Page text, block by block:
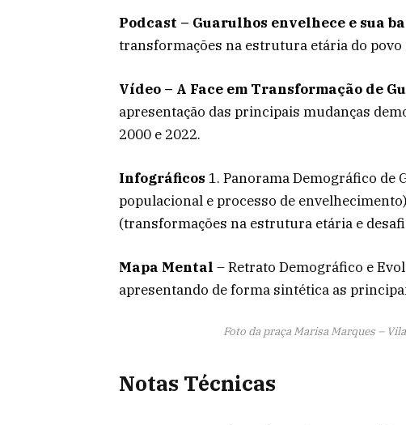
Podcast – Guarulhos envelhece e sua
transformações na estrutura etária do povo
Vídeo – A Face em Transformação de
apresentação das principais mudanças
2000 e 2022.
Infográficos 1. Panorama Demográfico de
populacional e processo de
(transformações na estrutura etária e
Mapa Mental – Retrato Demográfico e
apresentando de forma sintética as
Foto da praça Marisa Marques –
Notas Técnicas